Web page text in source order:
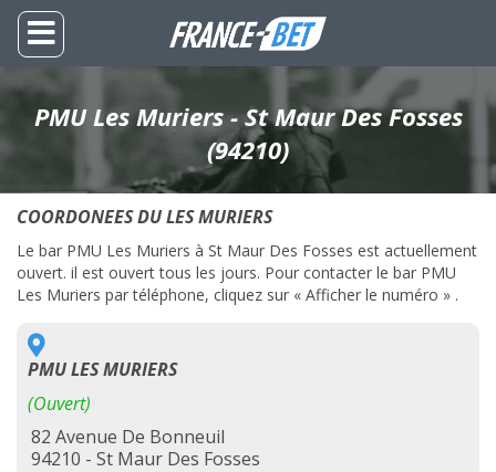
PMU Les Muriers - St Maur Des Fosses
(94210)
COORDONEES DU LES MURIERS
Le bar PMU Les Muriers à St Maur Des Fosses est actuellement
ouvert. il est ouvert tous les jours. Pour contacter le bar PMU
Les Muriers par téléphone, cliquez sur « Afficher le numéro » .
PMU LES MURIERS
(Ouvert)
82 Avenue De Bonneuil
94210 - St Maur Des Fosses